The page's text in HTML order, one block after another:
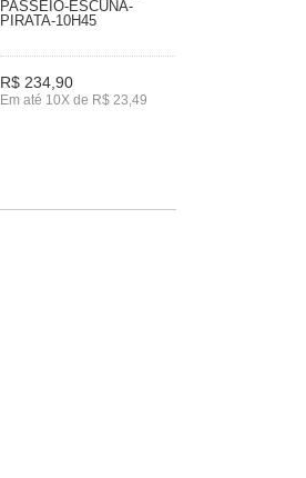
PASSEIO-ESCUNA-
PIRATA-10H45
R$ 234,90
Em até 10X de R$ 23,49